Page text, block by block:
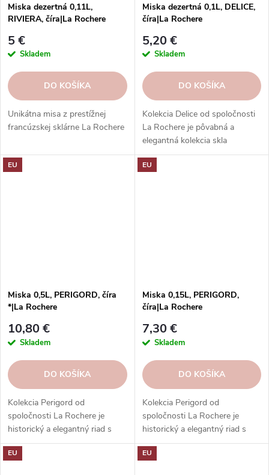
Miska dezertná 0,11L,
RIVIERA, číra|La Rochere
5 €
Skladem
DO KOŠÍKA
Unikátna misa z prestížnej
francúzskej sklárne La Rochere
Miska dezertná 0,1L, DELICE,
číra|La Rochere
5,20 €
Skladem
DO KOŠÍKA
Kolekcia Delice od spoločnosti
La Rochere je pôvabná a
elegantná kolekcia skla
inšpirovaná francúzskou
cukrárňou a históriou, ideálna
EU
Miska 0,5L, PERIGORD, číra
*|La Rochere
10,80 €
Skladem
DO KOŠÍKA
Kolekcia Perigord od
spoločnosti La Rochere je
historický a elegantný riad s
plochými rebrami a okrúhlymi
nožičkami inšpirovaný
EU
Miska 0,15L, PERIGORD,
číra|La Rochere
7,30 €
Skladem
DO KOŠÍKA
Kolekcia Perigord od
spoločnosti La Rochere je
historický a elegantný riad s
plochými rebrami a okrúhlymi
nožičkami inšpirovaný
EU EU